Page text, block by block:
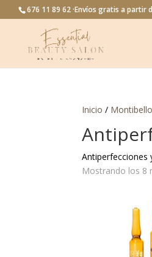
676 11 89 62 ·Envíos gratis a partir
Inicio / Montibello
Antiperfecciones
Mostrando los 8